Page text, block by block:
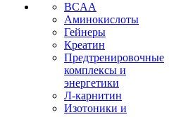
BCAA
Аминокислоты
Гейнеры
Креатин
Предтренировочные
комплексы и
энергетики
Л-карнитин
Изотоники и